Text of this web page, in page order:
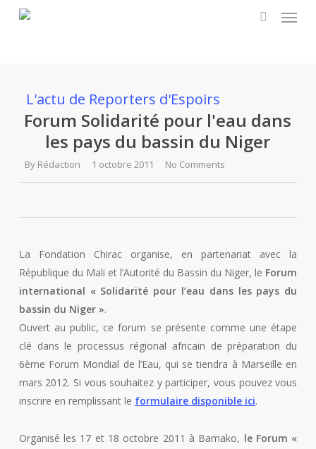
Menu
L'actu de Reporters d'Espoirs
Forum Solidarité pour l'eau dans
les pays du bassin du Niger
By Rédaction 1 octobre 2011 No Comments
La Fondation Chirac organise, en partenariat avec la
République du Mali et l’Autorité du Bassin du Niger, le Forum
international « Solidarité pour l’eau dans les pays du
bassin du Niger ».
Ouvert au public, ce forum se présente comme une étape
clé dans le processus régional africain de préparation du
6ème Forum Mondial de l’Eau, qui se tiendra à Marseille en
mars 2012. Si vous souhaitez y participer, vous pouvez vous
inscrire en remplissant le formulaire disponible ici.
Organisé les 17 et 18 octobre 2011 à Bamako, le Forum «